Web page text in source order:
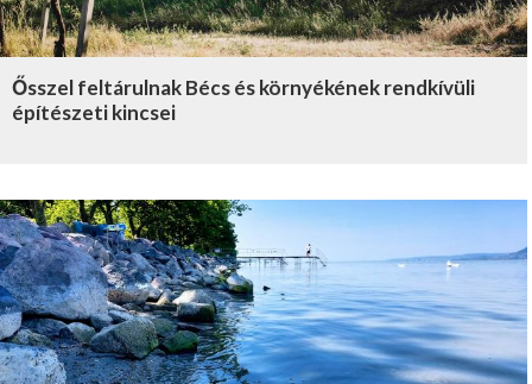
Ősszel feltárulnak Bécs és környékének rendkívüli
építészeti kincsei